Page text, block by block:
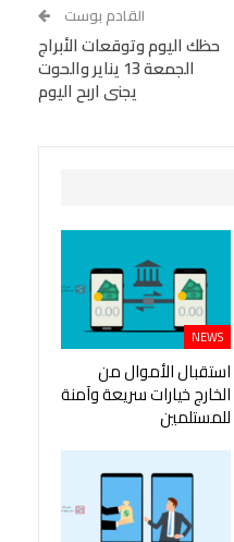
VK
BlackBerry
Viber
القادم بوست
حظك اليوم وتوقعات الأبراج
الجمعة 13 يناير والحوت
يجنى اربح اليوم
NEWS
استقبال الأموال من
الخارج خيارات سريعة وآمنة
للمستلمين